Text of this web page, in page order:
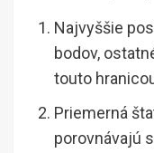
Najvyššie
bodov,
touto
Priemerná
porovnávajú